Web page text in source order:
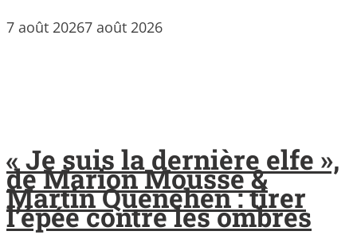
7 août 20267 août 2026
« Je suis la dernière elfe »,
de Marion Mousse &
Martin Quenehen : tirer
l’épée contre les ombres